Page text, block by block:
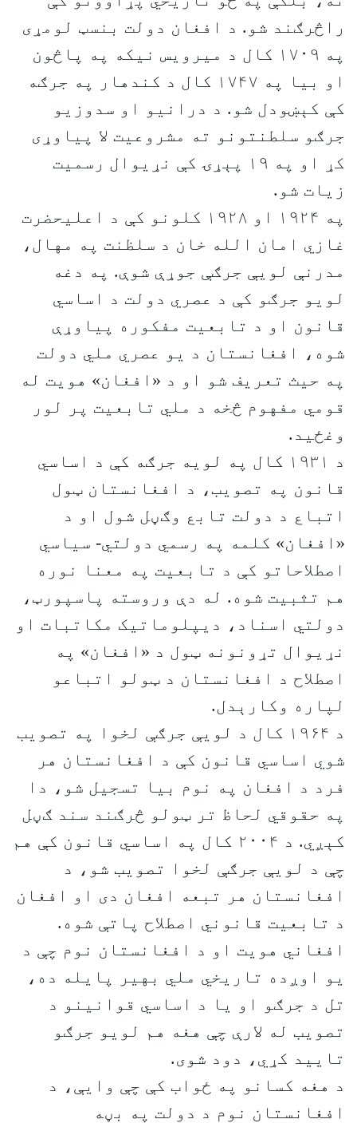
راڅرګند شو. د افغان دولت بنسټ لومړی
په ۱۷۰۹ کال د میرویس نیکه په پاڅون
او بیا په ۱۷۴۷ کال د کندهار په جرګه
کې کېښودل شو. د درانيو او سدوزیو
جرګو سلطنتونو ته مشروعیت لا پیاوړی
کړ او په ۱۹ پېړۍ کې نړیوال رسمیت
زیات شو.
په ۱۹۲۴ او ۱۹۲۸ کلونو کې د اعلیحضرت
غازي امان الله خان د سلظنت په مهال،
مدرنې لویې جرګې جوړې شوې. په دغه
لویو جرګو کې د عصري دولت د اساسي
قانون او د تابعیت مفکوره پیاوړې
شوه، افغانستان د یو عصري ملي دولت
په حیث تعریف شو او د «افغان» هویت له
قومي مفهوم څخه د ملي تابعیت پر لور
وغځید.
د ۱۹۳۱ کال په لویه جرګه کې د اساسي
قانون په تصویب، د افغانستان ټول
اتباع د دولت تابع وګڼل شول او د
«افغان» کلمه په رسمي دولتي- سیاسي
اصطلاحاتو کې د تابعیت په معنا نوره
هم تثبیت شوه. له دې وروسته پاسپورټ،
دولتي اسناد، دیپلوماتیک مکاتبات او
نړیوال تړونونه ټول د «افغان» په
اصطلاح د افغانستان د ټولو اتباعو
لپاره وکارېدل.
د ۱۹۶۴ کال د لویې جرګې لخوا په تصویب
شوي اساسي قانون کې د افغانستان هر
فرد د افغان په نوم بیا تسجیل شو، دا
په حقوقي لحاظ تر ټولو څرګند سند ګڼل
کېږي. د ۲۰۰۴ کال په اساسي قانون کې هم
چې د لویې جرګې لخوا تصویب شو، د
افغانستان هر تبعه افغان دی او افغان
د تابعیت قانوني اصطلاح پاتې شوه.
افغاني هویت او د افغانستان نوم چې د
یو اوږده تاریخي ملي بهیر پایله ده،
تل د جرګو او یا د اساسي قوانینو د
تصویب له لارې چې هغه هم لویو جرګو
تایید کړي، دود شوی.
د هغه کسانو په ځواب کې چې وایې، د
افغانستان نوم د دولت په بڼه